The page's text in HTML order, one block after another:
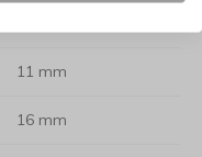
11 mm
16 mm